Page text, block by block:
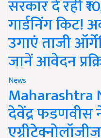
सरकार दे रही
गार्डनिंग किट!
उगाएं ताजी
जानें आवेदन
News
Maharashtra
देवेंद्र फडणवीस